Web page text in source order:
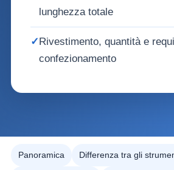
lunghezza totale
✓Rivestimento, quantità e
confezionamento
Panoramica Differenza tra gli